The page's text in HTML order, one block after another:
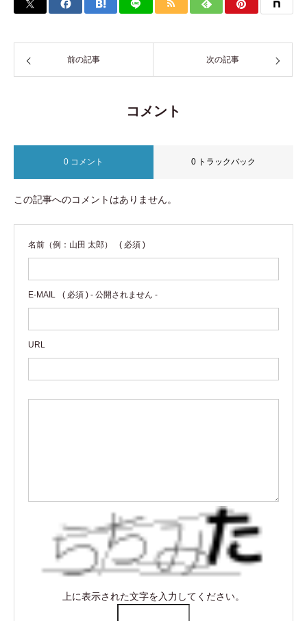
前の記事 次の記事
コメント
0 コメント 0 トラックバック
この記事へのコメントはありません。
名前（例：山田 太郎） ( 必須 )
E-MAIL ( 必須 ) - 公開されません -
URL
上に表示された文字を入力してください。